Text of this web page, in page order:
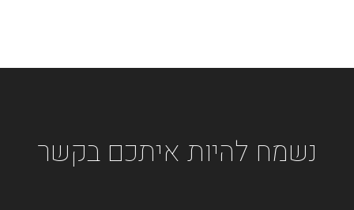
נשמח להיות איתכם בקשר